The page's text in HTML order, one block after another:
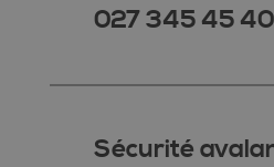
027 345 45 40
Sécurité